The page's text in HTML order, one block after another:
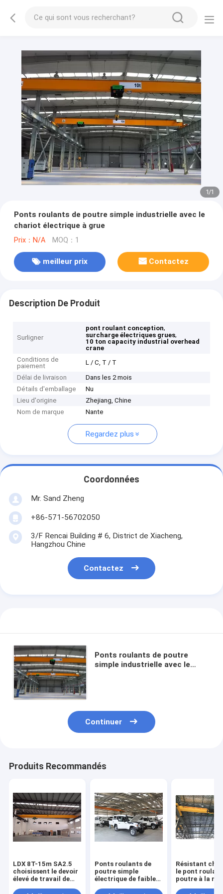
1/1
Ponts roulants de poutre simple industrielle avec le
chariot électrique à grue
Prix：N/A MOQ：1
meilleur prix Contactez
Description De Produit
Surligner
pont roulant conception,
surcharge électriques grues,
10 ton capacity industrial overhead
crane
Conditions de
paiement
L / C, T / T
Délai de livraison
Dans les 2 mois
Détails d'emballage
Nu
Lieu d'origine
Zhejiang, Chine
Nom de marque
Nante
Regardez plus
Coordonnées
Mr. Sand Zheng
+86-571-56702050
3/F Rencai Building # 6, District de Xiacheng,
Hangzhou Chine
Contactez
Ponts roulants de poutre
simple industrielle avec le
Continuer
Produits Recommandés
LDX 8T-15m SA2.5
choisissent le devoir
élevé de travail de
Ponts roulants de
poutre simple
électrique de faible
Résistant
le pont
poutre à la